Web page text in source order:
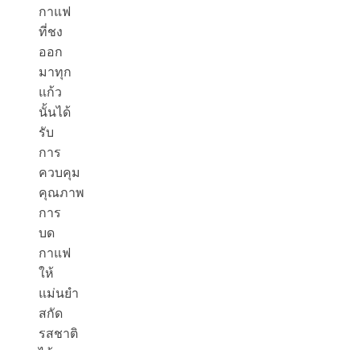
กาแฟ
ที่ชง
ออก
มาทุก
แก้ว
นั้นได้
รับ
การ
ควบคุม
คุณภาพ
การ
บด
กาแฟ
ให้
แม่นยำ
สกัด
รสชาติ